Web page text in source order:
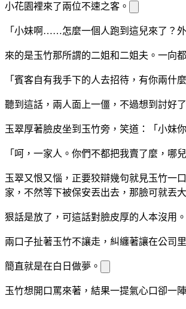
小花園裡來了兩位不速之客。
「小妹啊……怎麼一個人跑到這兒來了？
來的是玉竹那所謂的二姐和二姐夫。 一向
「賓客自有我手下的人去招待，有你兩什
聽到 這話，兩人面上一僵，不過想到討好
玉翠厚著臉皮坐到玉竹旁，笑道：「小妹
「呵，一家人。你們不都把我賣了麼，哪
玉翠又恨又惱，正要狡辯幾句就見玉竹一
家，不然等下被保安丟出去，那臉可就丟大
狠話是放了，可這話對臉皮厚的人本沒用。
兩口子扯著玉竹不讓走，糾纏著讓在公司
簡直就是在白日做夢。
玉竹想開口罵來著，結果一提氣心口卻一